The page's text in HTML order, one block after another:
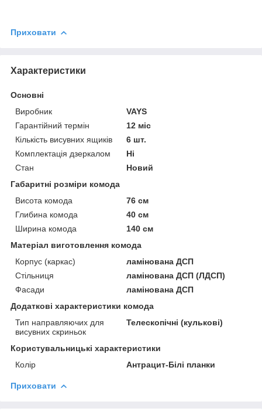
Приховати
Характеристики
Основні
Виробник
VAYS
Гарантійний термін
12 міс
Кількість висувних ящиків
6 шт.
Комплектація дзеркалом
Ні
Стан
Новий
Габаритні розміри комода
Висота комода
76 см
Глибина комода
40 см
Ширина комода
140 см
Матеріал виготовлення комода
Корпус (каркас)
ламінована ДСП
Стільниця
ламінована ДСП (ЛДСП)
Фасади
ламінована ДСП
Додаткові характеристики комода
Тип направляючих для
висувних скриньок
Телескопічні (кулькові)
Користувальницькі характеристики
Колір
Антрацит-Білі планки
Приховати